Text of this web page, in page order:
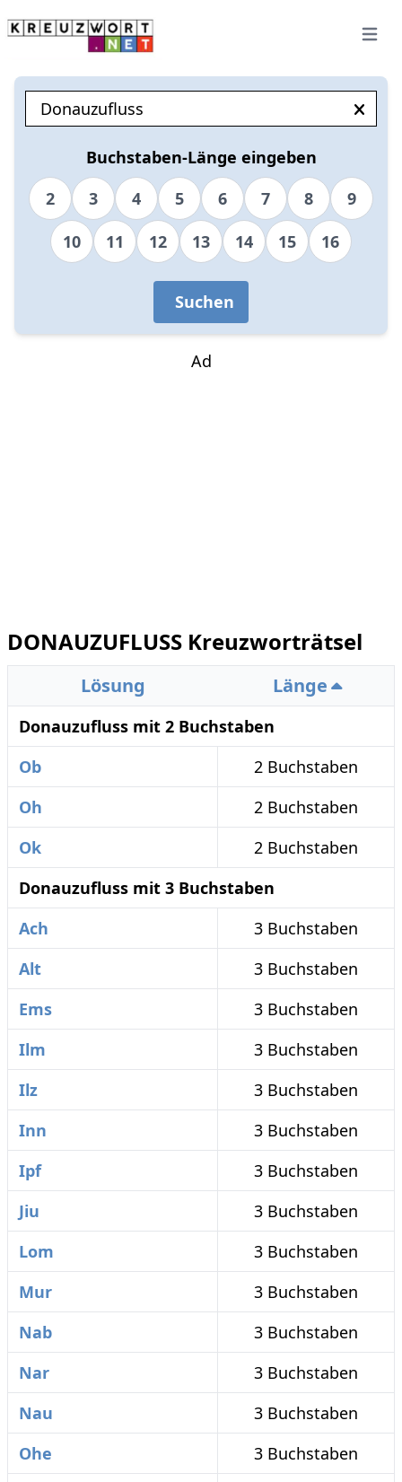
Open
Buchstaben-Länge eingeben
2
3 4 5 6 7 8
9
10
11 12 13 14 15 16
Suchen
Ad
DONAUZUFLUSS Kreuzworträtsel
Lösung Länge
Donauzufluss mit 2 Buchstaben
Ob
2 Buchstaben
Oh
2 Buchstaben
Ok
2 Buchstaben
Donauzufluss mit 3 Buchstaben
Ach
3 Buchstaben
Alt
3 Buchstaben
Ems
3 Buchstaben
Ilm
3 Buchstaben
Ilz
3 Buchstaben
Inn
3 Buchstaben
Ipf
3 Buchstaben
Jiu
3 Buchstaben
Lom
3 Buchstaben
Mur
3 Buchstaben
Nab
3 Buchstaben
Nar
3 Buchstaben
Nau
3 Buchstaben
Ohe
3 Buchstaben